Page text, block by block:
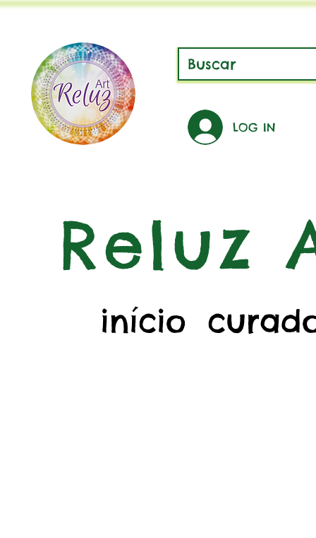
LOG IN
Reluz
início